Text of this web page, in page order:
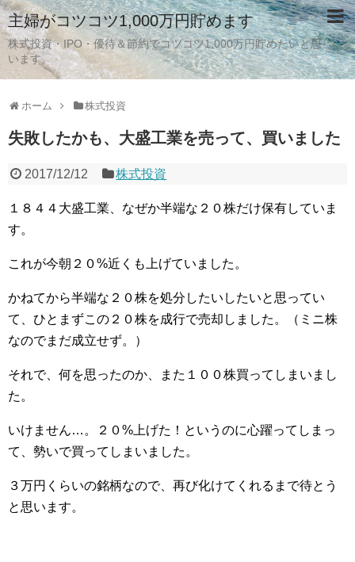
主婦がコツコツ1,000万円貯めます
株式投資・IPO・優待＆節約でコツコツ1,000万円貯めたいと思
います。
ホーム 株式投資
失敗したかも、大盛工業を売って、買いました
2017/12/12 株式投資
１８４４大盛工業、なぜか半端な２０株だけ保有していま
す。
これが今朝２０%近くも上げていました。
かねてから半端な２０株を処分したいしたいと思ってい
て、ひとまずこの２０株を成行で売却しました。（ミニ株
なのでまだ成立せず。）
それで、何を思ったのか、また１００株買ってしまいまし
た。
いけません…。２０%上げた！というのに心躍ってしまっ
て、勢いで買ってしまいました。
３万円くらいの銘柄なので、再び化けてくれるまで待とう
と思います。